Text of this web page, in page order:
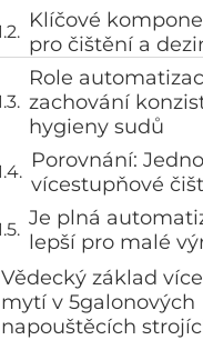
Klíčové
pro čištění a
Role
zachování
hygieny sudů
Porovnání:
vícestupňové
Je plná
lepší pro malé
Vědecký základ
mytí v 5galonových
napouštěcích